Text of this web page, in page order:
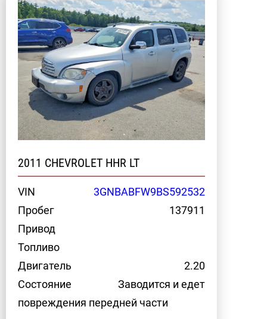
2011 CHEVROLET HHR LT
VIN
3GNBABFW9BS592532
Пробег
137911
Привод
Топливо
Двигатель
2.20
Состояние
Заводится и едет
повреждения передней части